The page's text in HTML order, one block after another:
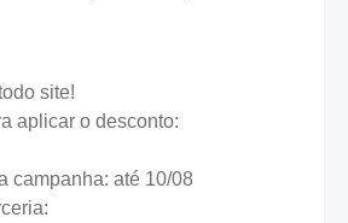
site!
aplicar o desconto:
campanha: até 10/08